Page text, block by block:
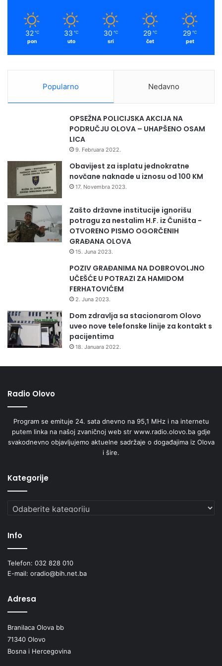
32 ℃
pon
33 ℃
uto
30 ℃
sri
29 ℃
čet
29 ℃
pet
Popularno Nedavno
OPSEŽNA POLICIJSKA AKCIJA NA
PODRUČJU OLOVA – UHAPŠENO OSAM
LICA
9. Februara 2022.
Obavijest za isplatu jednokratne
novčane naknade u iznosu od 100 KM
17. Novembra 2023.
Zašto državne institucije ignorišu
potragu za nestalim H.F. iz Čuništa -
OTVORENO PISMO OGORČENIH
GRAĐANA OLOVA
15. Juna 2023.
POZIV GRAĐANIMA NA DOBROVOLJNO
UČEŠĆE U POTRAZI ZA HAMIDOM
FERHATOVIĆEM
2. Juna 2023.
Dom zdravlja sa stacionarom Olovo
uveo nove telefonske linije za kontakt s
pacijentima
18. Januara 2022.
Radio Olovo
Program se emituje 24. sata dnevno na 95,1 MHz i na internetu
putem linka na našoj zvaničnoj web str www.radio.olovo.ba gdje
svakodnevno objavljujemo aktuelne sadržaje o događajima iz Olova
i šire.
Kategorije
Kategorije
Info
Telefon: 032 828 010
E-mail: oradio@bih.net.ba
Adresa
Branilaca Olova bb
71340 Olovo
Bosna i Hercegovina